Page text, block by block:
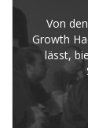
Von
Growth
lässt,